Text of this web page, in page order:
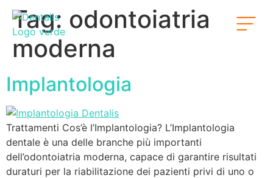
Tag: odontoiatria
moderna
Implantologia
Trattamenti Cos’è l’Implantologia? L’Implantologia
dentale è una delle branche più importanti
dell’odontoiatria moderna, capace di garantire risultati
duraturi per la riabilitazione dei pazienti privi di uno o